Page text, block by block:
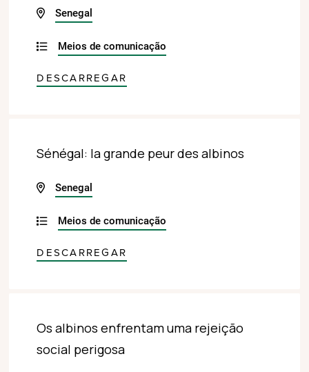
Senegal
Meios de comunicação
DESCARREGAR
Sénégal: la grande peur des albinos
Senegal
Meios de comunicação
DESCARREGAR
Os albinos enfrentam uma rejeição
social perigosa